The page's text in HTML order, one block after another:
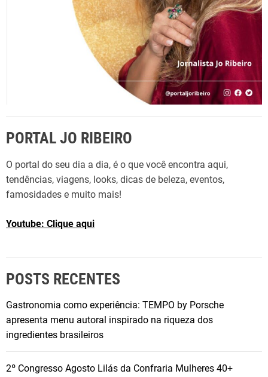
PORTAL JO RIBEIRO
O portal do seu dia a dia, é o que você encontra aqui,
tendências, viagens, looks, dicas de beleza, eventos,
famosidades e muito mais!
Youtube: Clique aqui
POSTS RECENTES
Gastronomia como experiência: TEMPO by Porsche
apresenta menu autoral inspirado na riqueza dos
ingredientes brasileiros
2º Congresso Agosto Lilás da Confraria Mulheres 40+